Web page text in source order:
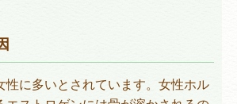
性に多いとされています。女性ホル